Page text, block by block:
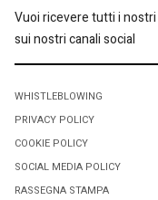
Vuoi ricevere tutti i
sui nostri canali social
WHISTLEBLOWING
PRIVACY POLICY
COOKIE POLICY
SOCIAL MEDIA POLICY
RASSEGNA STAMPA